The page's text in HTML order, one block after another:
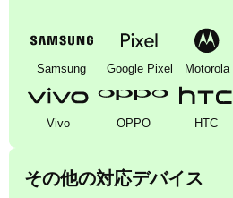
Samsung Google Pixel Motorola
Vivo OPPO HTC
その他の対応デバイス